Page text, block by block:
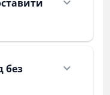
без